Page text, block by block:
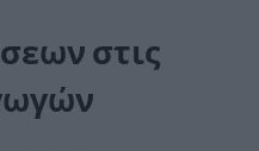
στις